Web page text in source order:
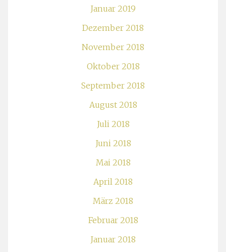
Januar 2019
Dezember 2018
November 2018
Oktober 2018
September 2018
August 2018
Juli 2018
Juni 2018
Mai 2018
April 2018
März 2018
Februar 2018
Januar 2018